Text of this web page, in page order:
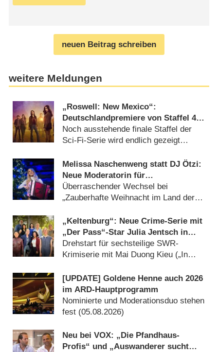
neuen Beitrag schreiben
weitere Meldungen
„Roswell: New Mexico“:
Deutschlandpremiere von Staffel 4
wird tief in der Nacht versteckt
Noch ausstehende finale Staffel der
Sci-Fi-Serie wird endlich gezeigt
Melissa Naschenweng statt DJ Ötzi:
Neue Moderatorin für
Weihnachtsshow von ORF und BR
Überraschender Wechsel bei
„Zauberhafte Weihnacht im Land der
„Keltenburg“: Neue Crime-Serie mit
„Der Pass“-Star Julia Jentsch in
Arbeit
Drehstart für sechsteilige SWR-
Krimiserie mit Mai Duong Kieu („In
[UPDATE] Goldene Henne auch 2026
im ARD-Hauptprogramm
Nominierte und Moderationsduo stehen
fest (05.08.2026)
Neu bei VOX: „Die Pfandhaus-
Profis“ und „Auswanderer sucht